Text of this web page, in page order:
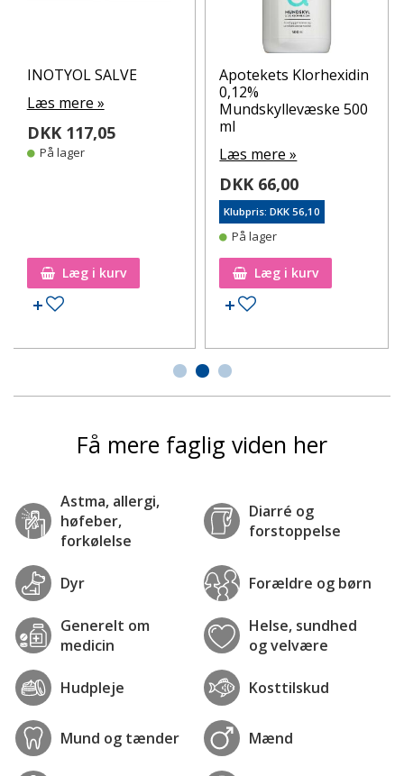
INOTYOL SALVE
Læs mere »
DKK 117,05
På lager
Læg i kurv
Tilføj til ønskeseddel
Apotekets Klorhexidin
0,12%
Mundskyllevæske 500
ml
Læs mere »
DKK 66,00
Klubpris: DKK 56,10
På lager
Læg i kurv
Tilføj til ønskeseddel
Få mere faglig viden her
Astma, allergi,
høfeber,
forkølelse
Diarré og
forstoppelse
Dyr Forældre og børn
Generelt om
medicin
Helse, sundhed
og velvære
Hudpleje Kosttilskud
Mund og tænder Mænd